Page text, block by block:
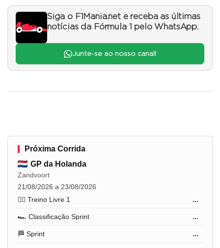
Siga o F1Mania.net e receba as últimas
notícias da Fórmula 1 pelo WhatsApp.
Junte-se ao nosso canal!
Próxima Corrida
GP da Holanda
Zandvoort
21/08/2026 a 23/08/2026
🏋️‍♂️ Treino Livre 1
...
🏎️ Classificação Sprint ...
🏁 Sprint ...